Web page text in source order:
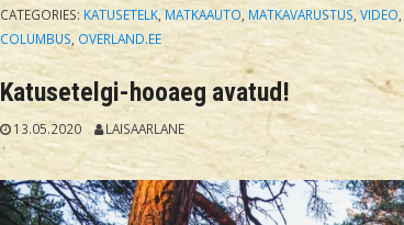
CATEGORIES: KATUSETELK ,MATKAAUTO MATKAVARUSTUS ,VIDEO
COLUMBUS OVERLAND.EE
Katusetelgi-hooaeg avatud!
13.05.2020 LAISAARLANE